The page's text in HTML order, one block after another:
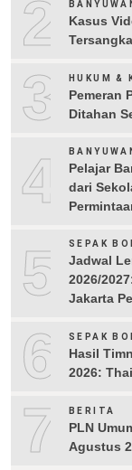
2
Kasus
3 HUKUM &
Pemeran
Ditahan
4
Pelajar
dari
5 SEPAK
Jadwal
2026/
Jakarta
6 SEPAK
Hasil
2026:
7 BERITA
PLN
Agustus